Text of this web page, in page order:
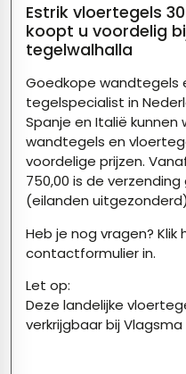
Estrik vloertegels
koopt u voordelig
tegelwalhalla
Goedkope wandtegels
tegelspecialist in
Spanje en Italië
wandtegels en
voordelige prijzen.
750,00 is de
(eilanden
Heb je nog vragen? Klik
contactformulier in.
Let op:
Deze landelijke
verkrijgbaar bij